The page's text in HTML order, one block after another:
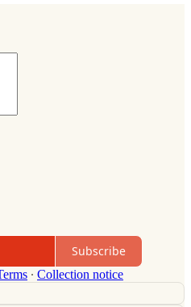
Subscribe
∙ Collection notice